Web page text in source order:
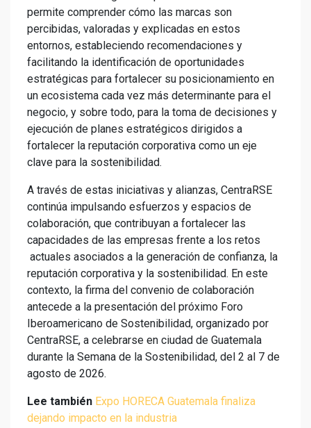
permite comprender cómo las marcas son
percibidas, valoradas y explicadas en estos
entornos, estableciendo recomendaciones y
facilitando la identificación de oportunidades
estratégicas para fortalecer su posicionamiento en
un ecosistema cada vez más determinante para el
negocio, y sobre todo, para la toma de decisiones y
ejecución de planes estratégicos dirigidos a
fortalecer la reputación corporativa como un eje
clave para la sostenibilidad.
A través de estas iniciativas y alianzas, CentraRSE
continúa impulsando esfuerzos y espacios de
colaboración, que contribuyan a fortalecer las
capacidades de las empresas frente a los retos
actuales asociados a la generación de confianza, la
reputación corporativa y la sostenibilidad. En este
contexto, la firma del convenio de colaboración
antecede a la presentación del próximo Foro
Iberoamericano de Sostenibilidad, organizado por
CentraRSE, a celebrarse en ciudad de Guatemala
durante la Semana de la Sostenibilidad, del 2 al 7 de
agosto de 2026.
Lee también Expo HORECA Guatemala finaliza
dejando impacto en la industria